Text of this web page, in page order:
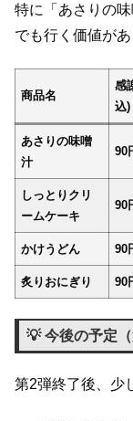
特に「あさりの
でも行く価値があ
商品名
感
込)
あさりの味噌
汁
90
しっとりクリ
ームケーキ
90
かけうどん 90
炙りおにぎり 90
💡 今後の予定（
第2弾終了後、少